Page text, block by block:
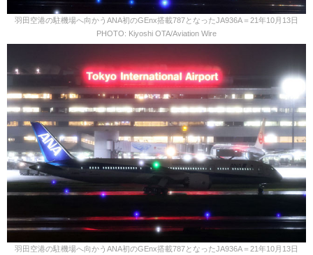
羽田空港の駐機場へ向かうANA初のGEnx搭載787となったJA936A＝21年10月13日
PHOTO: Kiyoshi OTA/Aviation Wire
羽田空港の駐機場へ向かうANA初のGEnx搭載787となったJA936A＝21年10月13日